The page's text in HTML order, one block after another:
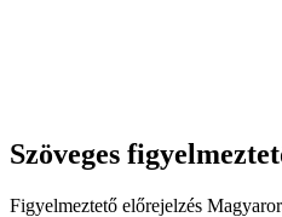
Szöveges
Figyelmeztető előrejelzés